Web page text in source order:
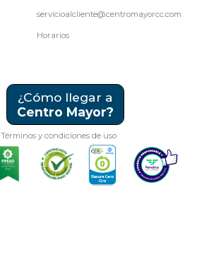
servicioalcliente@centromayorcc.com
Horarios
¿Cómo llegar a
Centro Mayor?
Términos y condiciones de uso